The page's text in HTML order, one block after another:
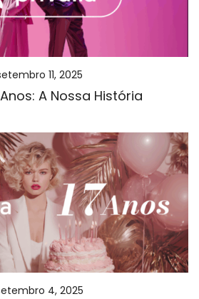
11, 2025
A Nossa História
4, 2025